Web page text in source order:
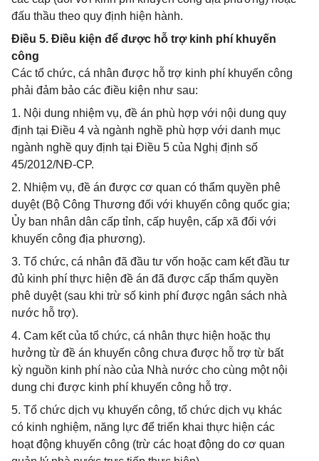
đấu thầu theo quy định hiện hành.
Điều 5. Điều kiện để được hỗ trợ kinh phí khuyến
công
Các tổ chức, cá nhân được hỗ trợ kinh phí khuyến công
phải đảm bảo các điều kiện như sau:
1. Nội dung nhiệm vụ, đề án phù hợp với nội dung quy
định tại Điều 4 và ngành nghề phù hợp với danh mục
ngành nghề quy định tại Điều 5 của Nghị định số
45/2012/NĐ-CP.
2. Nhiệm vụ, đề án được cơ quan có thẩm quyền phê
duyệt (Bộ Công Thương đối với khuyến công quốc gia;
Ủy ban nhân dân cấp tỉnh, cấp huyện, cấp xã đối với
khuyến công địa phương).
3. Tổ chức, cá nhân đã đầu tư vốn hoặc cam kết đầu tư
đủ kinh phí thực hiện đề án đã được cấp thẩm quyền
phê duyệt (sau khi trừ số kinh phí được ngân sách nhà
nước hỗ trợ).
4. Cam kết của tổ chức, cá nhân thực hiện hoặc thụ
hưởng từ đề án khuyến công chưa được hỗ trợ từ bất
kỳ nguồn kinh phí nào của Nhà nước cho cùng một nội
dung chi được kinh phí khuyến công hỗ trợ.
5. Tổ chức dịch vụ khuyến công, tổ chức dịch vụ khác
có kinh nghiệm, năng lực để triển khai thực hiện các
hoạt động khuyến công (trừ các hoạt động do cơ quan